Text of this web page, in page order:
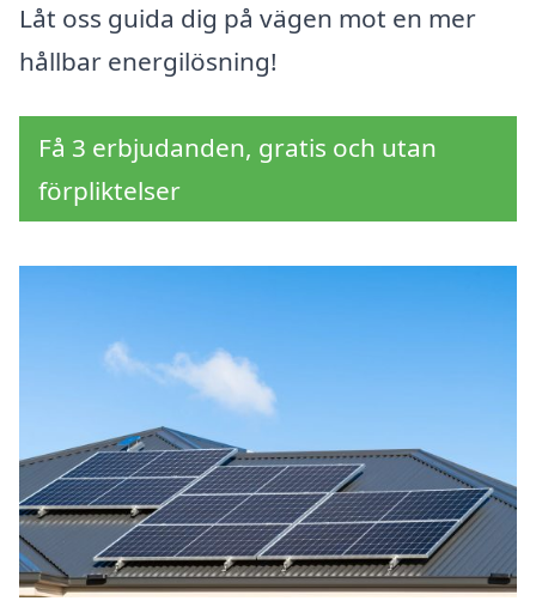
Låt oss guida dig på vägen mot en mer
hållbar energilösning!
Få 3 erbjudanden, gratis och utan
förpliktelser